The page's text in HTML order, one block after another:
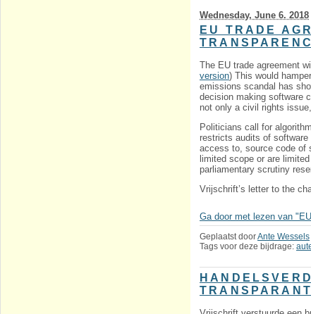
Wednesday, June 6. 2018
EU TRADE
The EU trade agreement
version) This would
emissions scandal has
decision making software
not only a civil rights
Politicians call for
restricts audits of software
access to, source code of
limited scope or are
parliamentary scrutiny
Vrijschrift’s letter to the
Ga door met lezen van
Geplaatst doorAnte Wessels
Tags voor deze bijdrage: